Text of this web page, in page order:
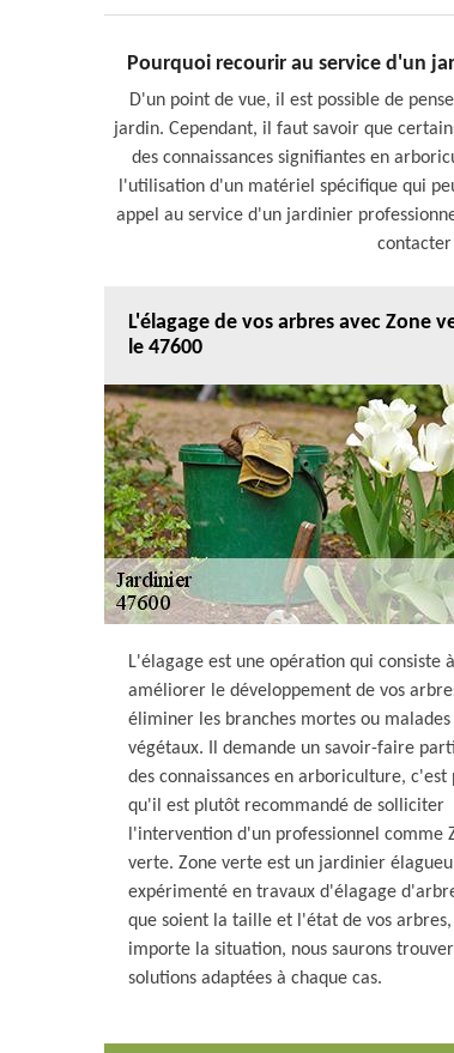
Pourquoi recourir au service d'un
D'un point de vue, il est possible de
jardin. Cependant, il faut savoir que
des connaissances signifiantes en
l'utilisation d'un matériel spécifique qui
appel au service d'un jardinier
L'élagage de vos arbres avec Zone
le 47600
L'élagage est une opération qui consiste à
améliorer le développement de vos
éliminer les branches mortes ou malades
végétaux. Il demande un savoir-faire
des connaissances en arboriculture, c'est
qu'il est plutôt recommandé de solliciter
l'intervention d'un professionnel comme
verte. Zone verte est un jardinier
expérimenté en travaux d'élagage
que soient la taille et l'état de vos
importe la situation, nous saurons
solutions adaptées à chaque cas.